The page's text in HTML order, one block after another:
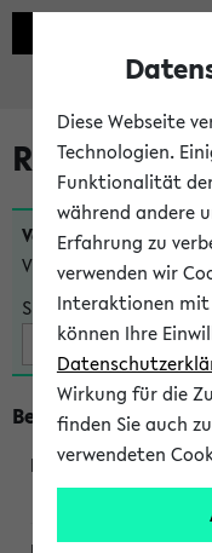
Veranstaltungen ,
Veranstaltungsorte
Suche:
Beginn um 8 Uhr
219801
Diese Webseite
Technologien.
Funktionalität
während andere
Erfahrung zu
verwenden wir
Interaktionen mit
können Ihre
Wirkung für die
finden Sie auch
verwendeten